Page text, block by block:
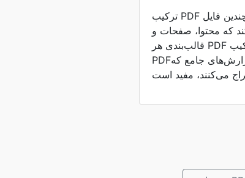
ترکیب PDF شامل ادغام چندین فایل PDF در یک سند واحد
که محتوا، صفحات و
قالب‌بندی هر PDF در یک فایل منسجم متحد شوند. ترکیب
PDFها برای ایجاد اسناد، ارائه‌ها یا گزارش‌های جامع که